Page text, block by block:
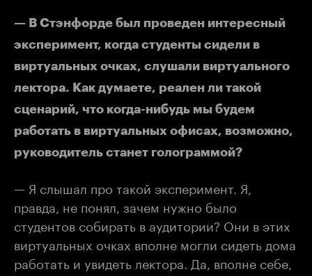
— В Стэнфорде был проведен интересный
эксперимент, когда студенты сидели в
виртуальных очках, слушали виртуального
лектора. Как думаете, реален ли такой
сценарий, что когда-нибудь мы будем
работать в виртуальных офисах, возможно,
руководитель станет голограммой?
— Я слышал про такой эксперимент. Я,
правда, не понял, зачем нужно было
студентов собирать в аудитории? Они в этих
виртуальных очках вполне могли сидеть дома
работать и увидеть лектора. Да, вполне себе,